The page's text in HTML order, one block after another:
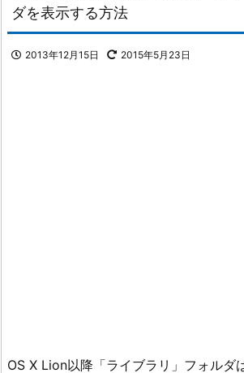
ダを表示する方法
2013年12月15日 2015年5月23日
OS X Lion以降「ライブラリ」フォルダ